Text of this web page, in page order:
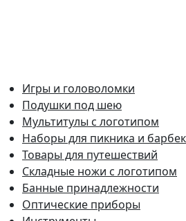
Игры и головоломки
Подушки под шею
Мультитулы с логотипом
Наборы для пикника и
Товары для путешествий
Складные ножи с логотипом
Банные принадлежности
Оптические приборы